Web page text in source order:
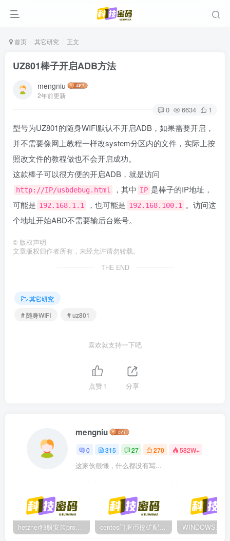
首页 其它研究 正文
UZ801棒子开启ADB方法
mengniu
2年前更新
0 6634 1
型号为UZ801的随身WIFI默认不开启ADB，如果需要开启，
并不需要像网上教程一样改system分区内的文件，实际上按
照改文件的教程做也不会开启成功。
这款棒子可以很方便的开启ADB，就是访问
http://IP/usbdebug.html ，其中 IP 是棒子的IP地址，
可能是 192.168.1.1 ，也可能是 192.168.100.1
。访问这
个地址开始ABD不需要输后台账号。
© 版权声明
文章版权归作者所有，未经允许请勿转载。
THE END
其它研究
# 随身WIFI
# uz801
喜欢就支持一下吧
点赞1 分享
mengniu
0 315 27 270 582W+
这家伙很懒，什么都没有写...
hetzner独服安装proxmox后，配置NAT网络（为单IP创建多个虚拟机做准备） centos门罗币挖矿配置过程